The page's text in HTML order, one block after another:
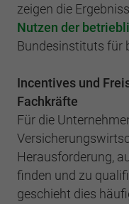
zeigen die
Nutzen der
Bundesinstituts für
Incentives und
Fachkräfte
Für die
Herausforderung,
finden und zu
geschieht dies
Zweck
Laufzeit 1 Tag